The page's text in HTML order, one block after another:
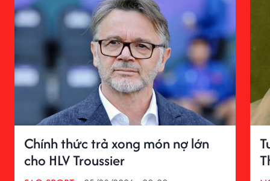
Chính thức trả xong món nợ lớn
cho HLV Troussier